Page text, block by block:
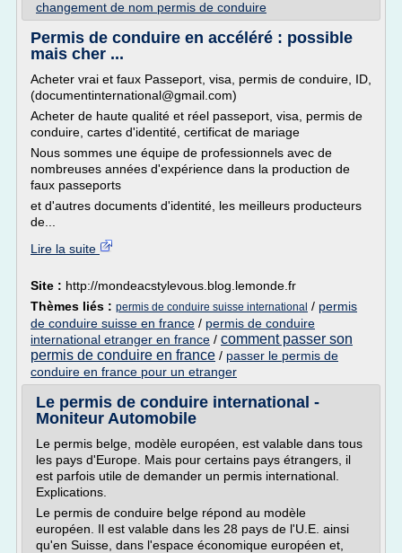
changement de nom permis de conduire
Permis de conduire en accéléré : possible
mais cher ...
Acheter vrai et faux Passeport, visa, permis de conduire, ID,
(documentinternational@gmail.com)
Acheter de haute qualité et réel passeport, visa, permis de
conduire, cartes d'identité, certificat de mariage
Nous sommes une équipe de professionnels avec de
nombreuses années d'expérience dans la production de
faux passeports
et d'autres documents d'identité, les meilleurs producteurs
de...
Lire la suite
Site : http://mondeacstylevous.blog.lemonde.fr
Thèmes liés : permis de conduire suisse international / permis
de conduire suisse en france / permis de conduire
international etranger en france / comment passer son
permis de conduire en france / passer le permis de
conduire en france pour un etranger
Le permis de conduire international -
Moniteur Automobile
Le permis belge, modèle européen, est valable dans tous
les pays d'Europe. Mais pour certains pays étrangers, il
est parfois utile de demander un permis international.
Explications.
Le permis de conduire belge répond au modèle
européen. Il est valable dans les 28 pays de l'U.E. ainsi
qu'en Suisse, dans l'espace économique européen et,